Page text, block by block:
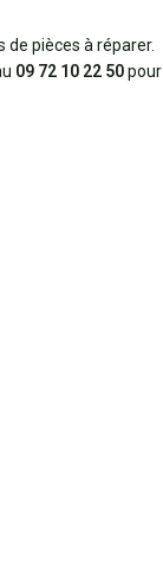
pièces à réparer.
09 72 10 22 50pour